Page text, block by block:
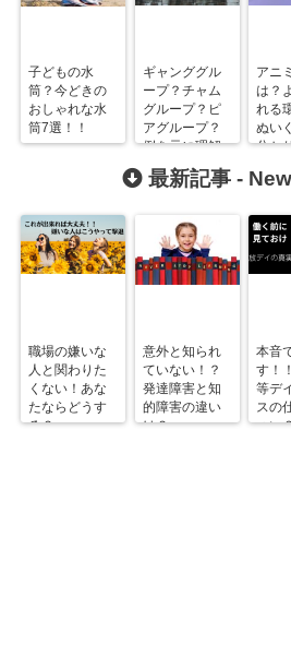
子どもの水
筒？今どきの
おしゃれな水
筒7選！！
ギャンググル
ープ？チャム
グループ？ピ
アグループ？
例を元に理解
しよう！
アニ
は？
れる
ぬい
分か
最新記事 -
職場の嫌いな
人と関わりた
くない！あな
たならどうす
る？
意外と知られ
ていない！？
発達障害と知
的障害の違い
は？
本音
す！
等デ
スの
つい